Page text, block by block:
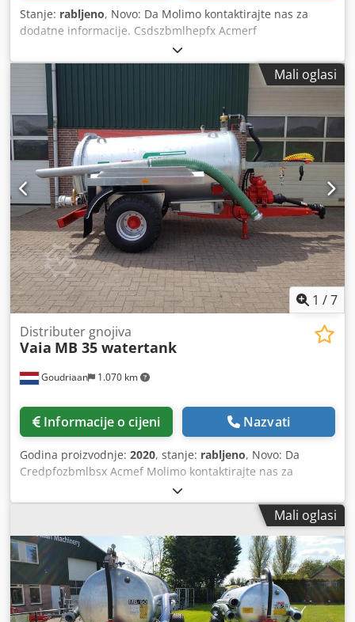
Stanje: rabljeno, Novo: Da Molimo kontaktirajte nas za
dodatne informacije. Csdszbmlhepfx Acmerf
Mali oglasi
1 /7
Goudriaan 1.070 km
Distributer gnojiva
Vaia MB 35 watertank
Informacije o cijeni Nazvati
Godina proizvodnje: 2020, stanje: rabljeno, Novo: Da
Credpfozbmlbsx Acmef Molimo kontaktirajte nas za
Mali oglasi